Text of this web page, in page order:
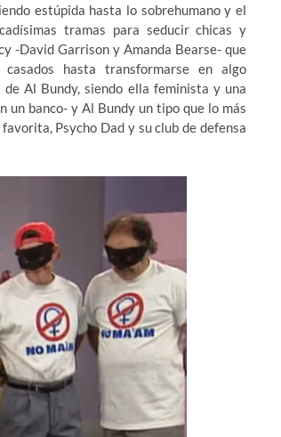
estúpida hasta lo sobrehumano y el
tramas para seducir chicas y
-David Garrison y Amanda Bearse- que
hasta transformarse en algo
Al Bundy, siendo ella feminista y una
banco- y Al Bundy un tipo que lo más
Psycho Dad y su club de defensa